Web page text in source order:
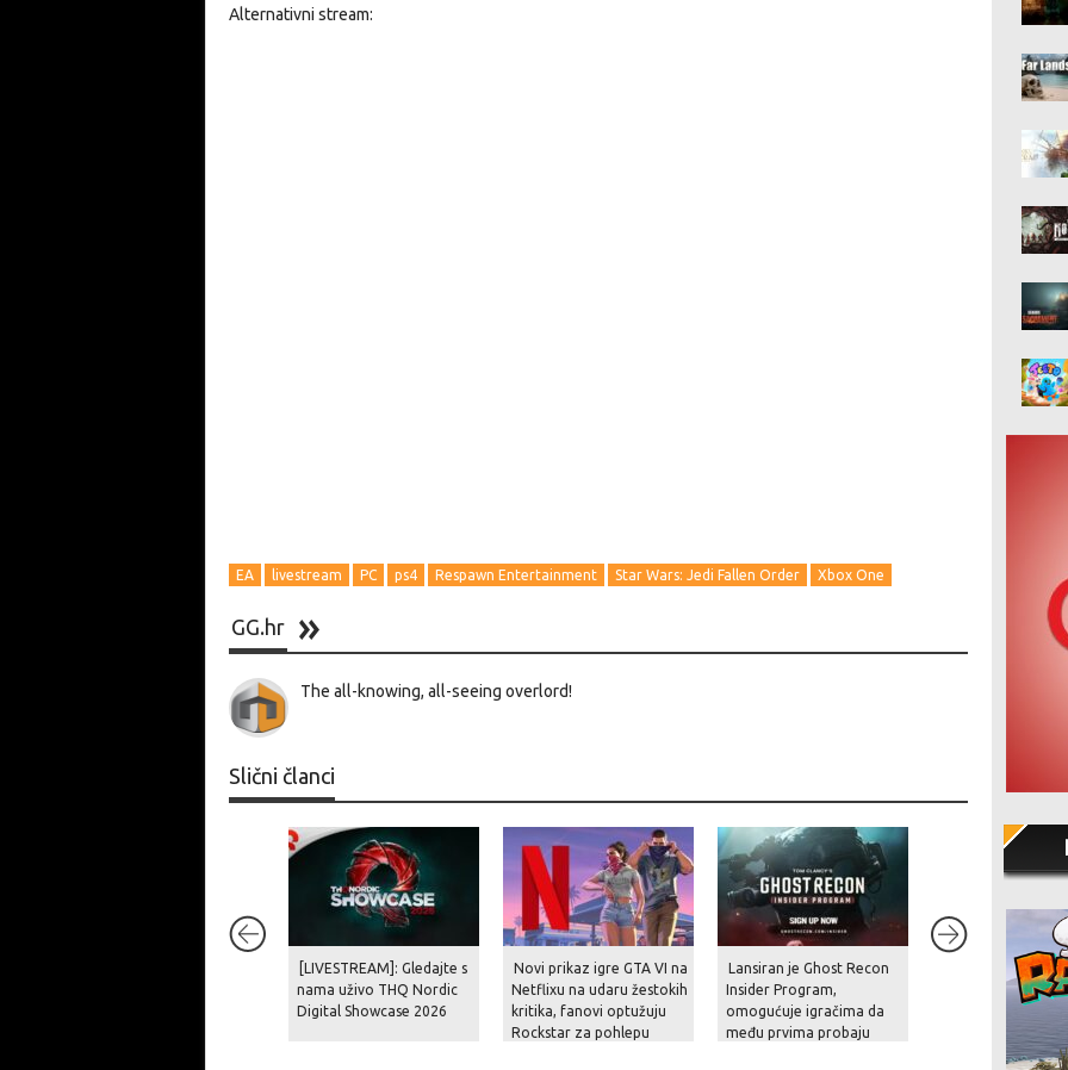
Alternativni stream:
EA livestream PC ps4 Respawn Entertainment Star Wars: Jedi Fallen Order Xbox One
GG.hr
The all-knowing, all-seeing overlord!
Slični članci
[LIVESTREAM]: Gledajte s
nama uživo THQ Nordic
Digital Showcase 2026
Novi prikaz igre GTA VI na
Netflixu na udaru žestokih
kritika, fanovi optužuju
Rockstar za pohlepu
Lansiran je Ghost Recon
Insider Program,
omogućuje igračima da
među prvima probaju
7.7
Welcome to